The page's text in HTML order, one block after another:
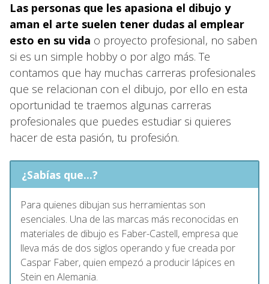
Las personas que les apasiona el dibujo y
aman el arte suelen tener dudas al emplear
esto en su vida o proyecto profesional, no saben
si es un simple hobby o por algo más. Te
contamos que hay muchas carreras profesionales
que se relacionan con el dibujo, por ello en esta
oportunidad te traemos algunas carreras
profesionales que puedes estudiar si quieres
hacer de esta pasión, tu profesión.
¿Sabías que...?
Para quienes dibujan sus herramientas son
esenciales. Una de las marcas más reconocidas en
materiales de dibujo es Faber-Castell, empresa que
lleva más de dos siglos operando y fue creada por
Caspar Faber, quien empezó a producir lápices en
Stein en Alemania.